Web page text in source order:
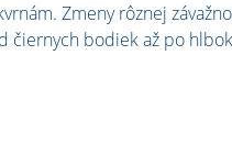
Zmeny rôznej
čiernych bodiek až po